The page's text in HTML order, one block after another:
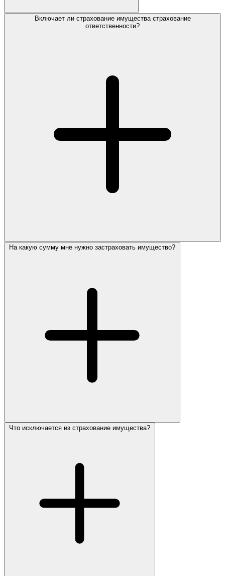
Включает ли страхование имущества страхование
ответственности?
На какую сумму мне нужно застраховать имущество?
Что исключается из страхование имущества?